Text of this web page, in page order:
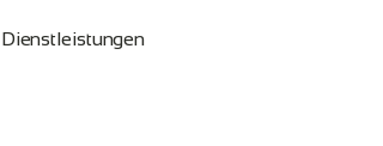
Dienstleistungen